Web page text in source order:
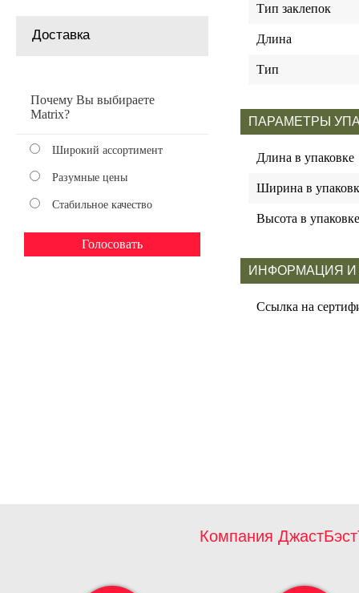
Доставка
Почему Вы выбираете
Matrix?
Широкий ассортимент
Разумные цены
Стабильное качество
Тип заклепок
Длина
Тип
ПАРАМЕТРЫ
Длина в упаковке
Ширина в
Высота в упаковке
ИНФОРМАЦИЯ И
Ссылка на
Компания